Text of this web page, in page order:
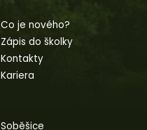
Co je nového?
Zápis do školky
Kontakty
Kariera
Soběšice